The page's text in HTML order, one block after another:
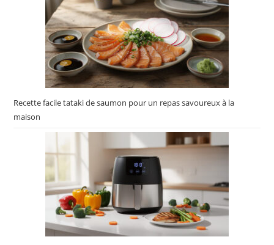
Recette facile tataki de saumon pour un repas savoureux à la
maison